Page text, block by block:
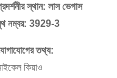
স্থান: লাস ভেগাস
নম্বর: 3929-3
তথ্য:
কিয়াও